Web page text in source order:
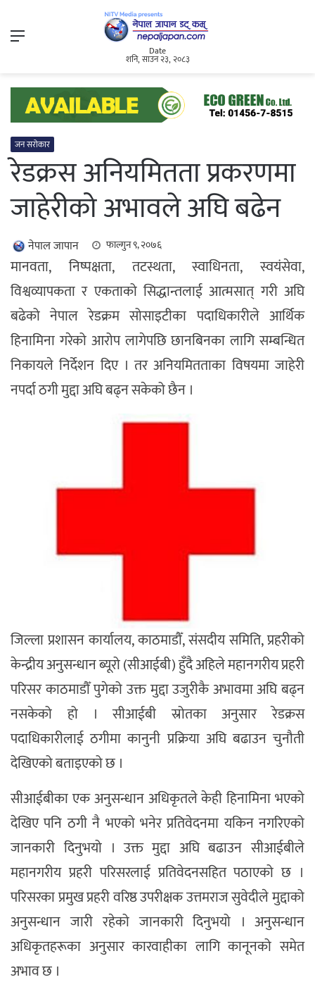
Menu
Date
शनि, साउन २३, २०८३
जन सरोकार
रेडक्रस अनियमितता प्रकरणमा
जाहेरीको अभावले अघि बढेन
नेपाल जापान फाल्गुन ९, २०७६
मानवता, निष्पक्षता, तटस्थता, स्वाधिनता, स्वयंसेवा,
विश्वव्यापकता र एकताको सिद्धान्तलाई आत्मसात् गरी अघि
बढेको नेपाल रेडक्रम सोसाइटीका पदाधिकारीले आर्थिक
हिनामिना गरेको आरोप लागेपछि छानबिनका लागि सम्बन्धित
निकायले निर्देशन दिए । तर अनियमितताका विषयमा जाहेरी
नपर्दा ठगी मुद्दा अघि बढ्न सकेको छैन ।
जिल्ला प्रशासन कार्यालय, काठमाडौँ, संसदीय समिति, प्रहरीको
केन्द्रीय अनुसन्धान ब्यूरो (सीआईबी) हुँदै अहिले महानगरीय प्रहरी
परिसर काठमाडौँ पुगेको उक्त मुद्दा उजुरीकै अभावमा अघि बढ्न
नसकेको हो । सीआईबी स्रोतका अनुसार रेडक्रस
पदाधिकारीलाई ठगीमा कानुनी प्रक्रिया अघि बढाउन चुनौती
देखिएको बताइएको छ ।
सीआईबीका एक अनुसन्धान अधिकृतले केही हिनामिना भएको
देखिए पनि ठगी नै भएको भनेर प्रतिवेदनमा यकिन नगरिएको
जानकारी दिनुभयो । उक्त मुद्दा अघि बढाउन सीआईबीले
महानगरीय प्रहरी परिसरलाई प्रतिवेदनसहित पठाएको छ ।
परिसरका प्रमुख प्रहरी वरिष्ठ उपरीक्षक उत्तमराज सुवेदीले मुद्दाको
अनुसन्धान जारी रहेको जानकारी दिनुभयो । अनुसन्धान
अधिकृतहरूका अनुसार कारवाहीका लागि कानूनको समेत
अभाव छ ।